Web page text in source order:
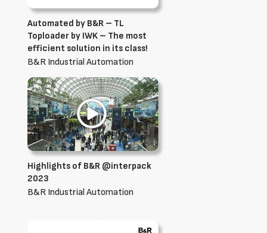
Automated by B&R – TL
Toploader by IWK – The most
efficient solution in its class!
B&R Industrial Automation
Highlights of B&R @interpack
2023
B&R Industrial Automation